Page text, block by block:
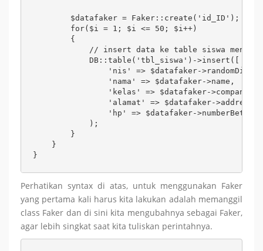
        $datafaker = Faker::create('id_ID');
        for($i = 1; $i <= 50; $i++)
        {
// insert data ke table siswa
            DB::table('tbl_siswa')->insert([
'nis' => $datafaker-
                'nama' => $datafaker->name,
                'kelas' => $datafaker->company,
                'alamat' => $datafaker->address,
'hp' => $datafaker-
            );
        }
    }
Perhatikan syntax di atas, untuk menggunakan Faker
yang pertama kali harus kita lakukan adalah memanggil
class Faker dan di sini kita mengubahnya sebagai Faker,
agar lebih singkat saat kita tuliskan perintahnya.